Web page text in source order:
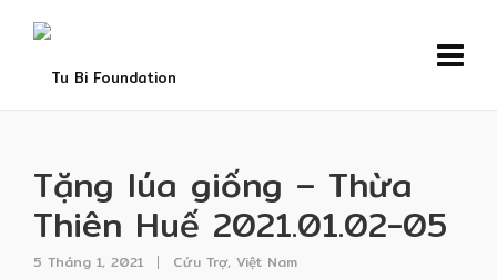
Tặng lúa giống – Thừa
Thiên Huế 2021.01.02-05
5 Tháng 1, 2021 Cứu Trợ, Việt Nam